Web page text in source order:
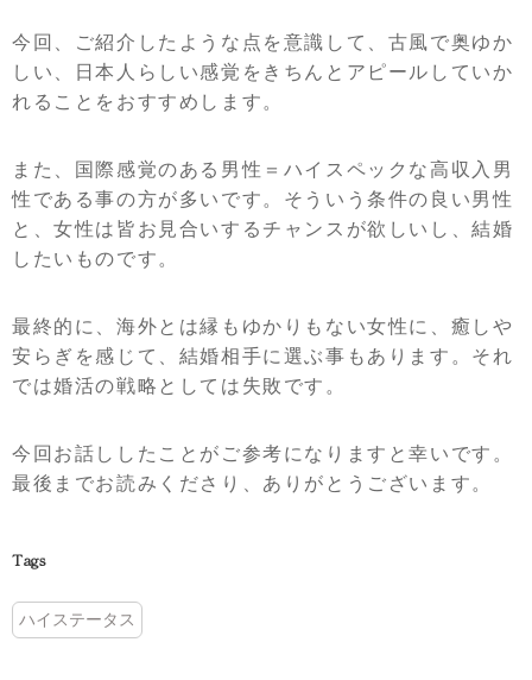
今回、ご紹介したような点を意識して、古風で奥ゆか
しい、日本人らしい感覚をきちんとアピールしていか
れることをおすすめします。
また、国際感覚のある男性＝ハイスペックな高収入男
性である事の方が多いです。そういう条件の良い男性
と、女性は皆お見合いするチャンスが欲しいし、結婚
したいものです。
最終的に、海外とは縁もゆかりもない女性に、癒しや
安らぎを感じて、結婚相手に選ぶ事もあります。それ
では婚活の戦略としては失敗です。
今回お話ししたことがご参考になりますと幸いです。
最後までお読みくださり、ありがとうございます。
Tags
ハイステータス